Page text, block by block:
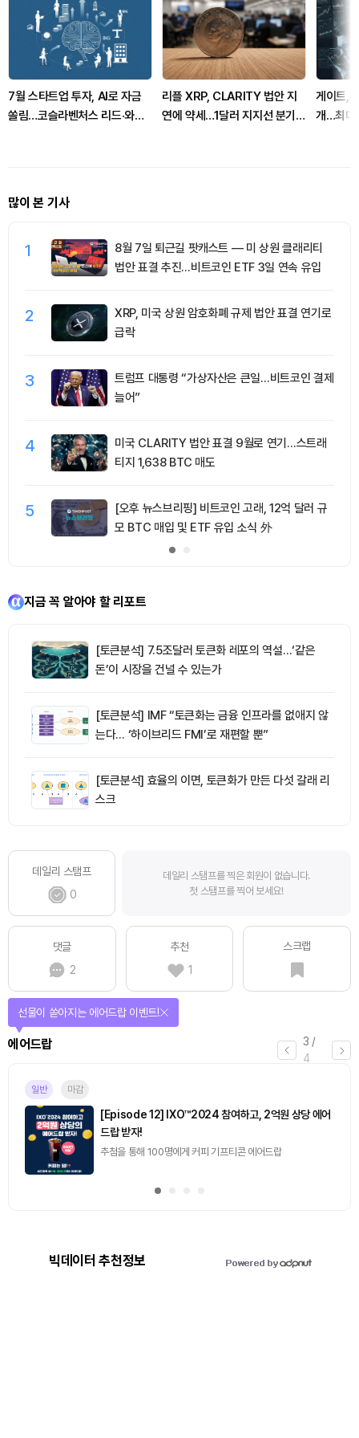
7월 스타트업 투자, AI로 자금
쏠림…코슬라벤처스 리드·와이
리플 XRP, CLARITY 법안 지
연에 약세…1달러 지지선 분기
게이트,
개…최대
많이 본 기사
1
8월 7일 퇴근길 팟캐스트 — 미 상원 클래리티
법안 표결 추진…비트코인 ETF 3일 연속 유입
2
XRP, 미국 상원 암호화폐 규제 법안 표결 연기로
급락
3
트럼프 대통령 “가상자산은 큰일…비트코인 결제
늘어”
4
미국 CLARITY 법안 표결 9월로 연기…스트래
티지 1,638 BTC 매도
5
[오후 뉴스브리핑] 비트코인 고래, 12억 달러 규
모 BTC 매입 및 ETF 유입 소식 外
지금 꼭 알아야 할 리포트
[토큰분석] 7.5조달러 토큰화 레포의 역설…‘같은
돈’이 시장을 건널 수 있는가
[토큰분석] IMF “토큰화는 금융 인프라를 없애지 않
는다… ‘하이브리드 FMI’로 재편할 뿐”
[토큰분석] 효율의 이면, 토큰화가 만든 다섯 갈래 리
스크
데일리 스탬프
0
데일리 스탬프를 찍은 회원이 없습니다.
첫 스탬프를 찍어 보세요!
댓글
2
추천
1
스크랩
3 /
4
에어드랍
선물이 쏟아지는 에어드랍 이벤트!
일반 마감
[Episode 12] IXO™2024 참여하고, 2억원 상당 에어
드랍 받자!
추첨을 통해 100명에게 커피 기프티콘 에어드랍
빅데이터 추천정보